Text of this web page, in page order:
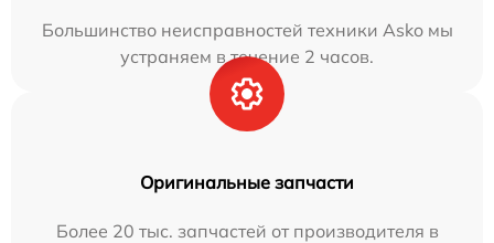
Большинство неисправностей техники Asko мы
устраняем в течение 2 часов.
Оригинальные запчасти
Более 20 тыс. запчастей от производителя в